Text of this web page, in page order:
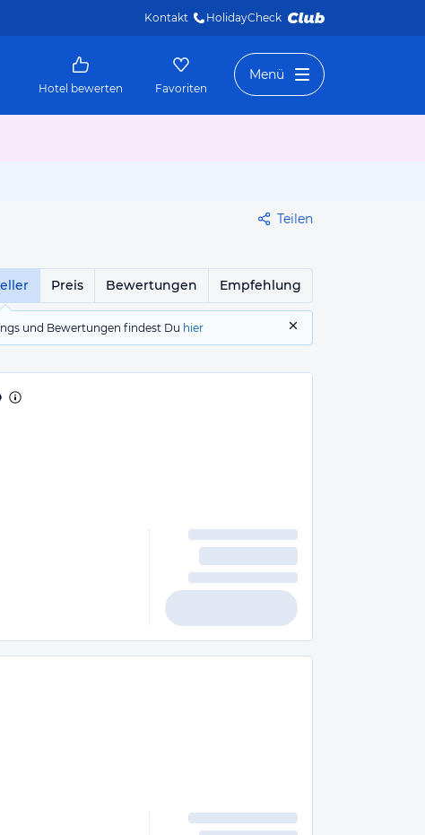
Kontakt HolidayCheck
Hotel bewerten Favoriten
Menü
Teilen
Preis Bewertungen Empfehlung
und Bewertungen findest Du hier